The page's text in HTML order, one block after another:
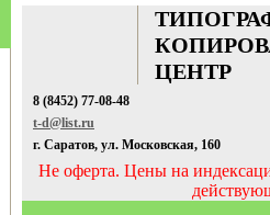
ЦЕНТР
8 (8452) 77-08-48
t-d@list.ru
г. Саратов, ул. Московская, 160
Не оферта. Цены на